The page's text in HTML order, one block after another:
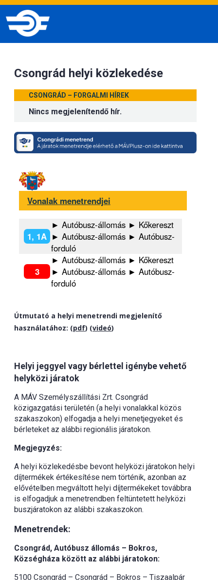
Csongrád helyi közlekedése
CSONGRÁD – FORGALMI HÍREK
Nincs megjelenítendő hír.
Vonalak menetrendjei
1, 1A
► Autóbusz-állomás ► Kőkereszt
► Autóbusz-állomás ► Autóbusz-
forduló
3
► Autóbusz-állomás ► Kőkereszt
► Autóbusz-állomás ► Autóbusz-
forduló
Útmutató a helyi menetrendi megjelenítő
használatához: (pdf) (videó)
Helyi jeggyel vagy bérlettel igénybe vehető
helyközi járatok
A MÁV Személyszállítási Zrt. Csongrád
közigazgatási területén (a helyi vonalakkal közös
szakaszokon) elfogadja a helyi menetjegyeket és
bérleteket az alábbi regionális járatokon.
Megjegyzés:
A helyi közlekedésbe bevont helyközi járatokon helyi
díjtermékek értékesítése nem történik, azonban az
elővételben megváltott helyi díjtermékeket továbbra
is elfogadjuk a menetrendben feltüntetett helyközi
buszjáratokon az alábbi szakaszokon.
Menetrendek:
Csongrád, Autóbusz állomás – Bokros,
Községháza között az alábbi járatokon:
5100 Csongrád – Csongrád – Bokros – Tiszaalpár